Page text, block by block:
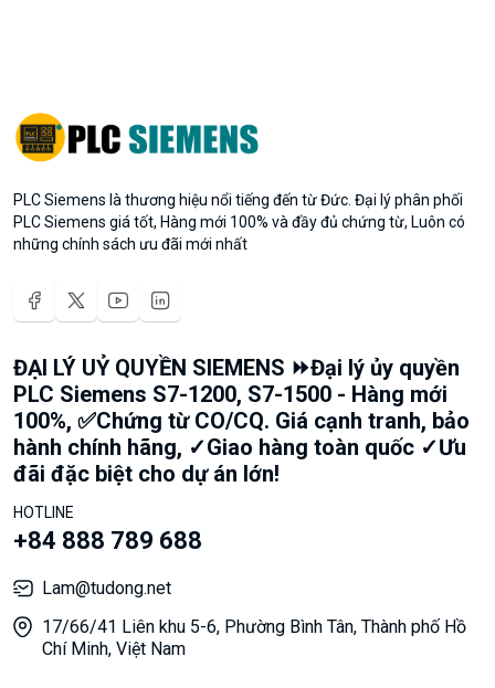
PLC Siemens là thương hiệu nổi tiếng đến từ Đức. Đại lý phân phối
PLC Siemens giá tốt, Hàng mới 100% và đầy đủ chứng từ, Luôn có
những chính sách ưu đãi mới nhất
ĐẠI LÝ UỶ QUYỀN SIEMENS ⏩Đại lý ủy quyền
PLC Siemens S7-1200, S7-1500 - Hàng mới
100%, ✅Chứng từ CO/CQ. Giá cạnh tranh, bảo
hành chính hãng, ✓Giao hàng toàn quốc ✓Ưu
đãi đặc biệt cho dự án lớn!
HOTLINE
+84 888 789 688
Lam@tudong.net
17/66/41 Liên khu 5-6, Phường Bình Tân, Thành phố Hồ
Chí Minh, Việt Nam